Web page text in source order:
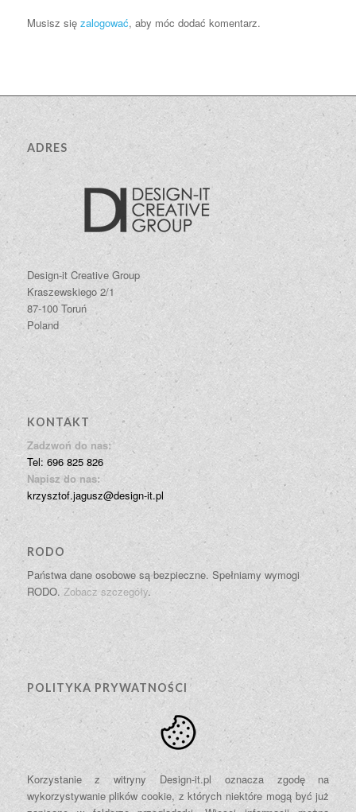
Musisz się zalogować, aby móc dodać komentarz.
ADRES
Design-it Creative Group
Kraszewskiego 2/1
87-100 Toruń
Poland
KONTAKT
Zadzwoń do nas:
Tel: 696 825 826
Napisz do nas:
krzysztof.jagusz@design-it.pl
RODO
Państwa dane osobowe są bezpieczne. Spełniamy wymogi
RODO. Zobacz szczegóły.
POLITYKA PRYWATNOŚCI
Korzystanie z witryny Design-it.pl oznacza zgodę na
wykorzystywanie plików cookie, z których niektóre mogą być już